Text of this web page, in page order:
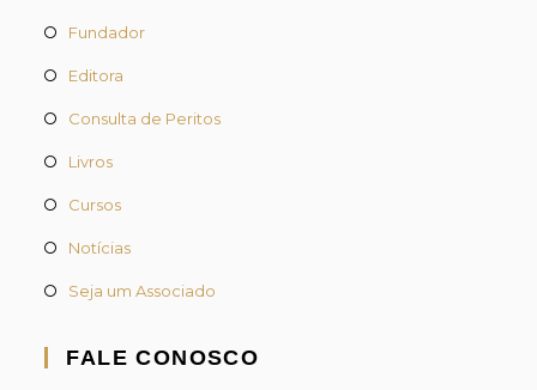
Fundador
Editora
Consulta de Peritos
Livros
Cursos
Notícias
Seja um Associado
FALE CONOSCO